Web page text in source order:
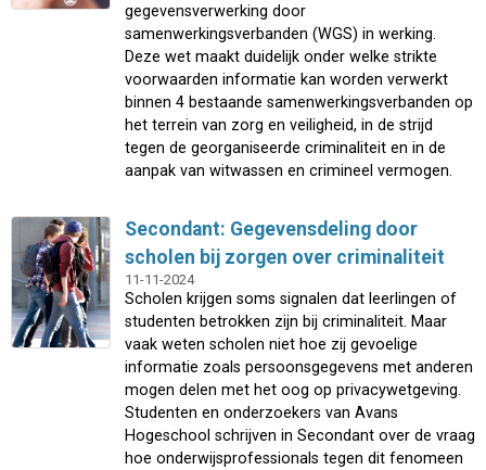
gegevensverwerking door
samenwerkingsverbanden (WGS) in werking.
Deze wet maakt duidelijk onder welke strikte
voorwaarden informatie kan worden verwerkt
binnen 4 bestaande samenwerkingsverbanden op
het terrein van zorg en veiligheid, in de strijd
tegen de georganiseerde criminaliteit en in de
aanpak van witwassen en crimineel vermogen.
Secondant: Gegevensdeling door
scholen bij zorgen over criminaliteit
11-11-2024
Scholen krijgen soms signalen dat leerlingen of
studenten betrokken zijn bij criminaliteit. Maar
vaak weten scholen niet hoe zij gevoelige
informatie zoals persoonsgegevens met anderen
mogen delen met het oog op privacywetgeving.
Studenten en onderzoekers van Avans
Hogeschool schrijven in Secondant over de vraag
hoe onderwijsprofessionals tegen dit fenomeen